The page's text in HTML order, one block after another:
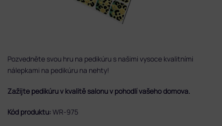
Pozvedněte svou hru na pedikúru s našimi vysoce kvalitními
nálepkami na pedikúru na nehty!
Zažijte pedikúru v kvalitě salonu v pohodlí vašeho domova.
Kód produktu: WR-975